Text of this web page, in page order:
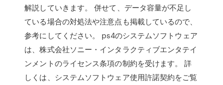
解説していきます。 併せて、データ容量が不足し
ている場合の対処法や注意点も掲載しているので、
参考にしてください。 ps4のシステムソフトウェア
は、株式会社ソニー・インタラクティブエンタテイ
ンメントのライセンス条項の制約を受けます。 詳
しくは、システムソフトウェア使用許諾契約をご覧